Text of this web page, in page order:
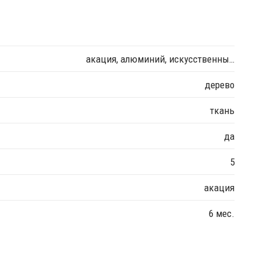
акация, алюминий, искусственны…
дерево
ткань
да
5
акация
6 мес.